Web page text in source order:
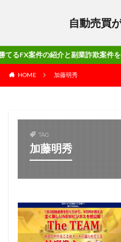
自動売買
介と副業詐欺案件をぶっ叩きま
HOME 加藤明秀
TAG
加藤明秀